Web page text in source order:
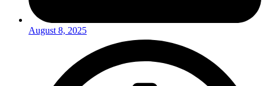
August 8, 2025